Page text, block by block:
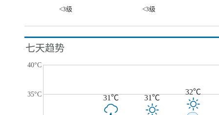
<3级
<3级
七天趋势
40°C
35°C 31℃ 31℃
32℃